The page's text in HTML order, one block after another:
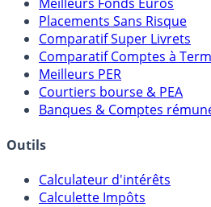
Meilleures Assurances-Vie
Meilleurs Fonds Euros
Placements Sans Risque
Comparatif Super Livrets
Comparatif Comptes à Terme
Meilleurs PER
Courtiers bourse & PEA